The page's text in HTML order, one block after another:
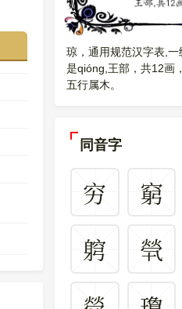
琼，通用规范汉字表,
是qióng,王部，共12画
五行属木。
同音字
穷 窮
䠻
煢